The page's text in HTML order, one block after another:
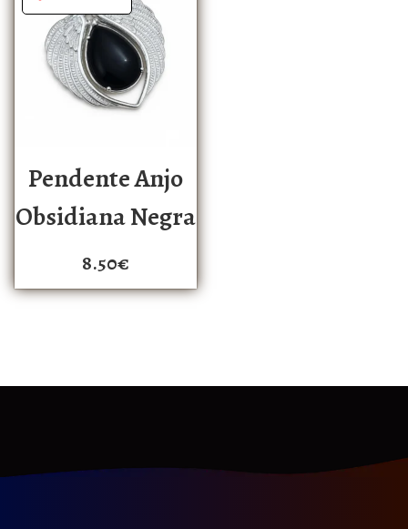
Pendente Anjo
Obsidiana Negra
8.50€